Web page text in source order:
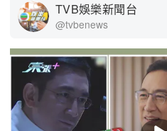
TVB娛樂新聞台
@tvbenews